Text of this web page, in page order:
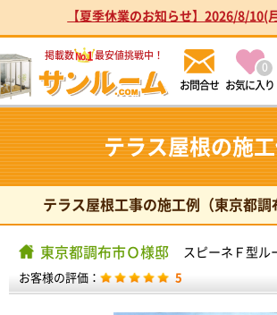
【夏季休業のお知らせ】2026/8/10(
掲載数No.1最安値挑戦中！
お気に入り
0
テラス屋根の施
テラス屋根工事の施工例（東京都調
東京都調布市Ｏ様邸 スピーネＦ型ル
お客様の評価： 5